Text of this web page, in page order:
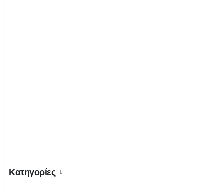
Κατηγορίες